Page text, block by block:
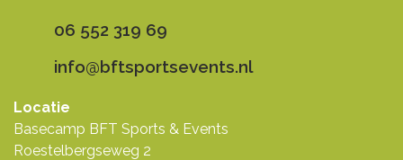
06 552 319 69
info@bftsportsevents.nl
Locatie
Basecamp BFT Sports & Events
Roestelbergseweg 2